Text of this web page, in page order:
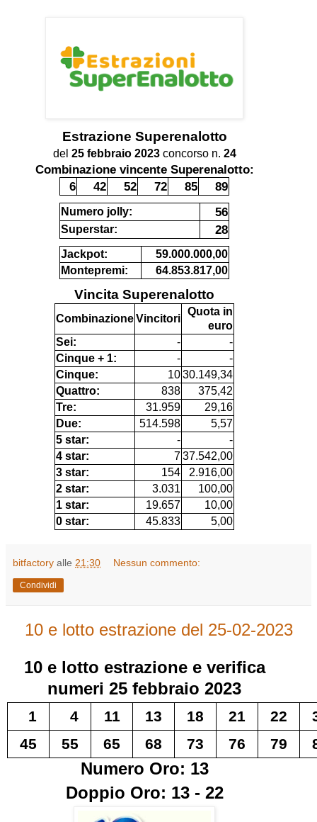
Estrazione Superenalotto
del 25 febbraio 2023concorso n. 24
Combinazione vincente Superenalotto:
6
42 52 72 85 89
Numero jolly: 56
Superstar: 28
Jackpot:
59.000.000,00
Montepremi:
64.853.817,00
Vincita Superenalotto
CombinazioneVincitori
Quota in
euro
Sei:
-
-
Cinque + 1:
-
-
Cinque:
1030.149,34
Quattro:
838
375,42
Tre:
31.959
29,16
Due:
514.598
5,57
5 star:
-
-
4 star:
737.542,00
3 star:
154
2.916,00
2 star:
3.031
100,00
1 star:
19.657
10,00
0 star:
45.833 5,00
bitfactory alle 21:30 Nessun commento:
Condividi
10 e lotto estrazione del 25-02-2023
10 e lotto estrazione e verifica
numeri 25 febbraio 2023
1 4 11 13 18 21 22
45
55 65 68 73 76 79
Numero Oro: 13
Doppio Oro: 13 - 22